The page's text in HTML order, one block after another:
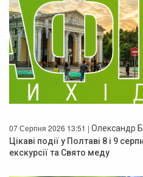
07 Серпня 2026 13:51 | Олександр
Цікаві події у Полтаві 8 і 9
екскурсії та Свято меду